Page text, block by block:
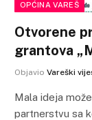
OPĆINA VAREŠ
Otvorene
grantova
Objavio Vareški
Mala ideja
partnerstvu sa